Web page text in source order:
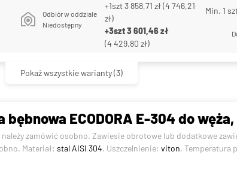
Odbiór w oddziale
Niedostępny
+1szt3 858,71 zł(4 746,21
zł)
+3szt3 601,46 zł
(4 429,80 zł)
Min. 1
Pokaż wszystkie warianty(3)
ECODORA E-304 do
zamówić osobno. Zawiesie obrotowe lub dodatkowe
Materiał: stal AISI 304. Uszczelnienie: viton. Temperatura